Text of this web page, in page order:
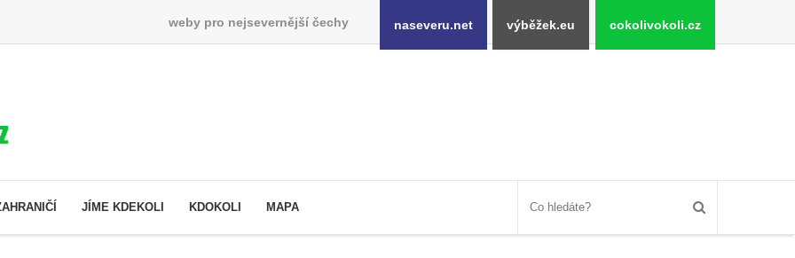
weby pro nejsevernější čechy naseveru.net výběžek.eu cokolivokoli.cz
JÍME KDEKOLI KDOKOLI MAPA